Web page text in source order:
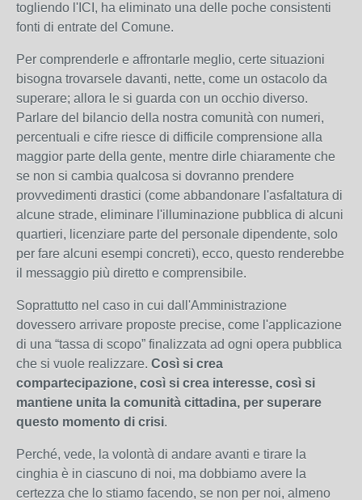
togliendo l'ICI, ha eliminato una delle poche consistenti
fonti di entrate del Comune.
Per comprenderle e affrontarle meglio, certe situazioni
bisogna trovarsele davanti, nette, come un ostacolo da
superare; allora le si guarda con un occhio diverso.
Parlare del bilancio della nostra comunità con numeri,
percentuali e cifre riesce di difficile comprensione alla
maggior parte della gente, mentre dirle chiaramente che
se non si cambia qualcosa si dovranno prendere
provvedimenti drastici (come abbandonare l'asfaltatura di
alcune strade, eliminare l'illuminazione pubblica di alcuni
quartieri, licenziare parte del personale dipendente, solo
per fare alcuni esempi concreti), ecco, questo renderebbe
il messaggio più diretto e comprensibile.
Soprattutto nel caso in cui dall'Amministrazione
dovessero arrivare proposte precise, come l'applicazione
di una “tassa di scopo” finalizzata ad ogni opera pubblica
che si vuole realizzare. Così si crea
compartecipazione, così si crea interesse, così si
mantiene unita la comunità cittadina, per superare
questo momento di crisi.
Perché, vede, la volontà di andare avanti e tirare la
cinghia è in ciascuno di noi, ma dobbiamo avere la
certezza che lo stiamo facendo, se non per noi, almeno